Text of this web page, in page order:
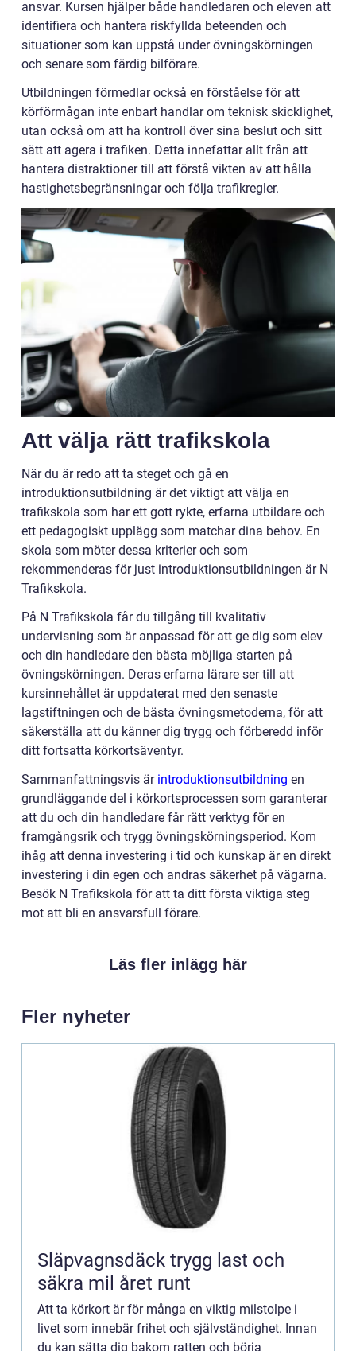
ansvar. Kursen hjälper både handledaren och eleven att
identifiera och hantera riskfyllda beteenden och
situationer som kan uppstå under övningskörningen
och senare som färdig bilförare.
Utbildningen förmedlar också en förståelse för att
körförmågan inte enbart handlar om teknisk skicklighet,
utan också om att ha kontroll över sina beslut och sitt
sätt att agera i trafiken. Detta innefattar allt från att
hantera distraktioner till att förstå vikten av att hålla
hastighetsbegränsningar och följa trafikregler.
Att välja rätt trafikskola
När du är redo att ta steget och gå en
introduktionsutbildning är det viktigt att välja en
trafikskola som har ett gott rykte, erfarna utbildare och
ett pedagogiskt upplägg som matchar dina behov. En
skola som möter dessa kriterier och som
rekommenderas för just introduktionsutbildningen är N
Trafikskola.
På N Trafikskola får du tillgång till kvalitativ
undervisning som är anpassad för att ge dig som elev
och din handledare den bästa möjliga starten på
övningskörningen. Deras erfarna lärare ser till att
kursinnehållet är uppdaterat med den senaste
lagstiftningen och de bästa övningsmetoderna, för att
säkerställa att du känner dig trygg och förberedd inför
ditt fortsatta körkortsäventyr.
Sammanfattningsvis är introduktionsutbildning en
grundläggande del i körkortsprocessen som garanterar
att du och din handledare får rätt verktyg för en
framgångsrik och trygg övningskörningsperiod. Kom
ihåg att denna investering i tid och kunskap är en direkt
investering i din egen och andras säkerhet på vägarna.
Besök N Trafikskola för att ta ditt första viktiga steg
mot att bli en ansvarsfull förare.
Läs fler inlägg här
Fler nyheter
Släpvagnsdäck trygg last och
säkra mil året runt
Att ta körkort är för många en viktig milstolpe i
livet som innebär frihet och självständighet. Innan
du kan sätta dig bakom ratten och börja